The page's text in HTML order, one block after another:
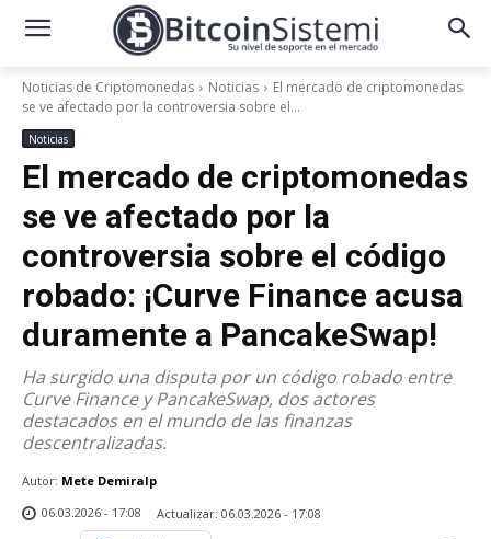
Noticias de Criptomonedas Noticias
El mercado de criptomonedas
se ve afectado por la controversia sobre el...
Noticias
El mercado de criptomonedas
se ve afectado por la
controversia sobre el código
robado: ¡Curve Finance acusa
duramente a PancakeSwap!
Ha surgido una disputa por un código robado entre
Curve Finance y PancakeSwap, dos actores
destacados en el mundo de las finanzas
descentralizadas.
Autor: Mete Demiralp
06.03.2026 - 17:08
Actualizar: 06.03.2026 - 17:08